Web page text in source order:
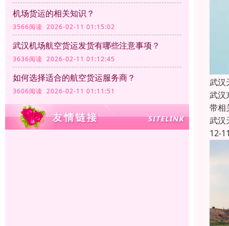
机场货运的相关知识？
3566阅读 2026-02-11 01:15:02
武汉机场航空货运发货有哪些注意事项？
3636阅读 2026-02-11 01:12:45
如何选择适合的航空货运服务商？
3606阅读 2026-02-11 01:11:51
武汉
武汉
带相
武汉
12-